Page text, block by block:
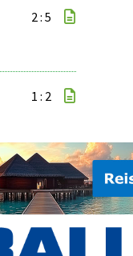
2 : 5
1 : 2